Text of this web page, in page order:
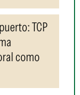
TCP
como